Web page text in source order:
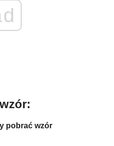
pobrać wzór